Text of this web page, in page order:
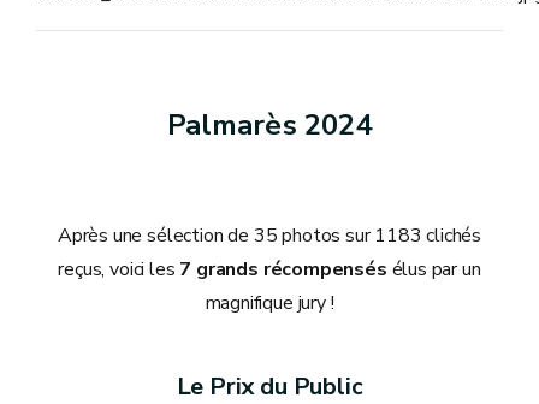
Palmarès 2024
Après une sélection de 35 photos sur 1183 clichés
reçus, voici les 7 grands récompensés élus par un
magnifique jury !
Le Prix du Public